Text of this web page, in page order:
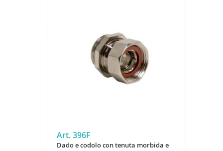
Art. 396F
Dado e codolo con tenuta morbida e